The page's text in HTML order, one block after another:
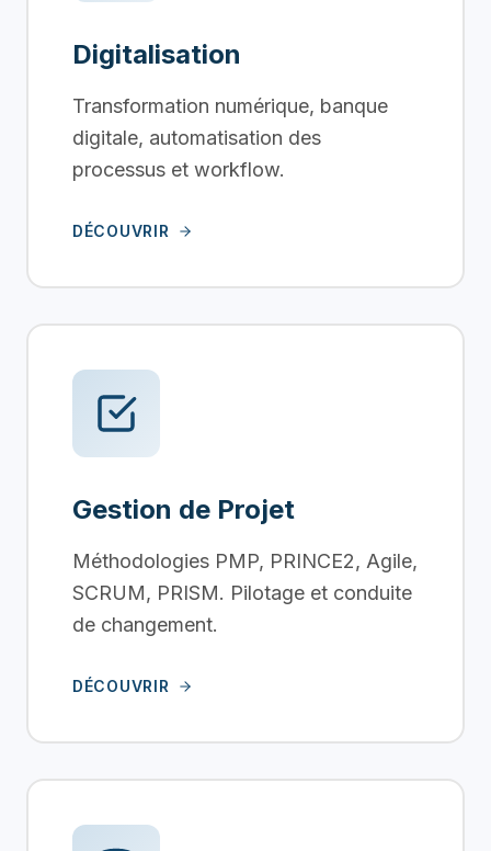
Digitalisation
Transformation numérique, banque
digitale, automatisation des
processus et workflow.
DÉCOUVRIR
Gestion de Projet
Méthodologies PMP, PRINCE2, Agile,
SCRUM, PRISM. Pilotage et conduite
de changement.
DÉCOUVRIR